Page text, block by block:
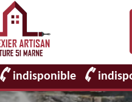
indisponible